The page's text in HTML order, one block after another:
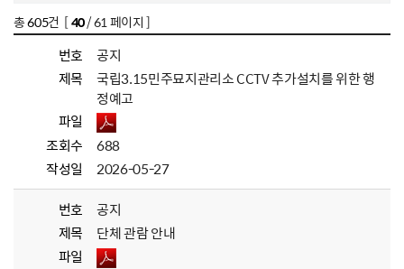
총605건 [40/ 61 페이지 ]
번호
공지
제목
국립3.15민주묘지관리소 CCTV 추가설치를 위한 행
정예고
파일
조회수
688
작성일
2026-05-27
번호
공지
제목
단체 관람 안내
파일